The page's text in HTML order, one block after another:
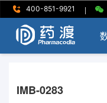
400-851-9921 |
IMB-0283